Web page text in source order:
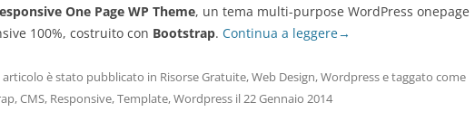
One Page WP Theme, un tema multi-purpose WordPress onepage
100%, costruito con Bootstrap. Continua a leggere→
è stato pubblicato in Risorse Gratuite,Web Design,Wordpresse taggato come
,CMS, Responsive,Template,Wordpress il22 Gennaio 2014